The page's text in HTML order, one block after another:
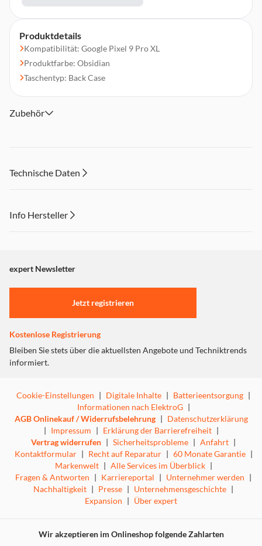
Produktdetails
Kompatibilität: Google Pixel 9 Pro XL
Produktfarbe: Obsidian
Taschentyp: Back Case
Zubehör
Technische Daten
Info Hersteller
"Marketing".
Einstellungen anpassen
expert Newsletter
Jetzt registrieren
Kostenlose Registrierung
Bleiben Sie stets über die aktuellsten Angebote und Techniktrends
informiert.
Cookie-Einstellungen | Digitale Inhalte | Batterieentsorgung |
Informationen nach ElektroG |
AGB Onlinekauf / Widerrufsbelehrung | Datenschutzerklärung
| Impressum | Erklärung der Barrierefreiheit |
Vertrag widerrufen | Sicherheitsprobleme | Anfahrt |
Kontaktformular | Recht auf Reparatur | 60 Monate Garantie |
Markenwelt | Alle Services im Überblick |
Fragen & Antworten | Karriereportal | Unternehmer werden |
Nachhaltigkeit | Presse | Unternehmensgeschichte |
Expansion | Über expert
Wir akzeptieren im Onlineshop folgende Zahlarten